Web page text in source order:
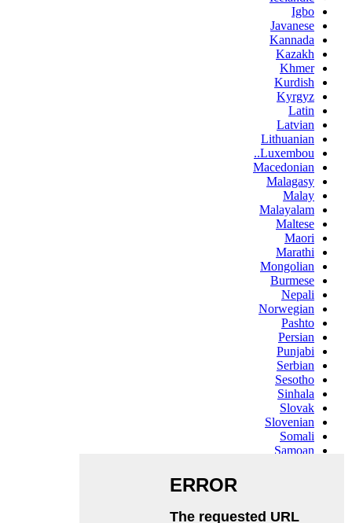
Igbo
Javanese
Kannada
Kazakh
Khmer
Kurdish
Kyrgyz
Latin
Latvian
Lithuanian
Luxembou..
Macedonian
Malagasy
Malay
Malayalam
Maltese
Maori
Marathi
Mongolian
Burmese
Nepali
Norwegian
Pashto
Persian
Punjabi
Serbian
Sesotho
Sinhala
Slovak
Slovenian
Somali
Samoan